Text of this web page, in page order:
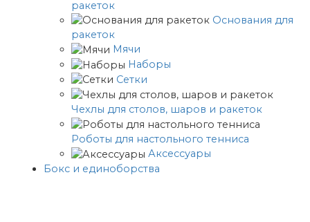
ракеток
Основания для
ракеток
Мячи
Наборы
Сетки
Чехлы для столов, шаров и ракеток
Роботы для настольного тенниса
Аксессуары
Бокс и единоборства